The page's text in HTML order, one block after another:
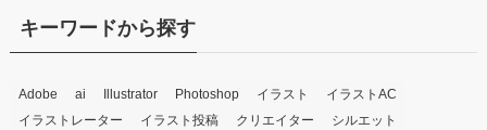
キーワードから探す
Adobe ai Illustrator Photoshop イラスト
イラストAC
イラストレーター
イラスト投稿 クリエイター
シルエット